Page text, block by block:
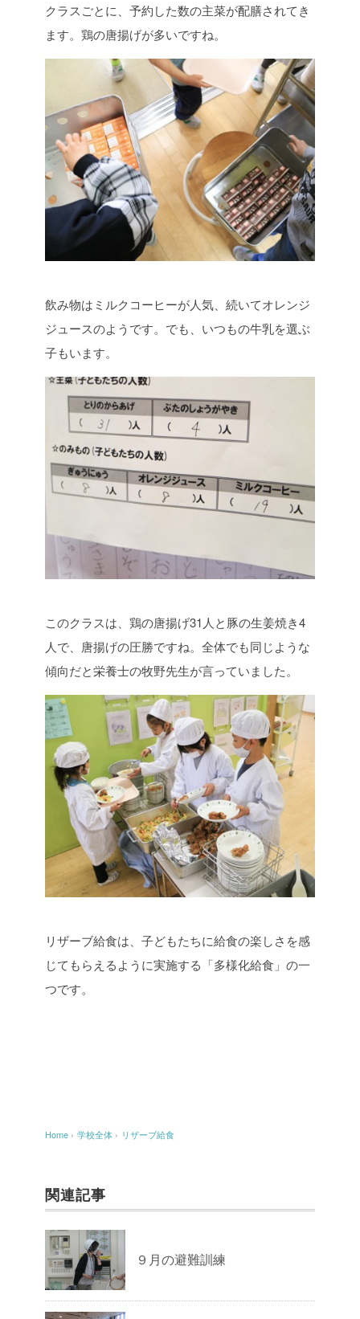
クラスごとに、予約した数の主菜が配膳されてき
ます。鶏の唐揚げが多いですね。
飲み物はミルクコーヒーが人気、続いてオレンジ
ジュースのようです。でも、いつもの牛乳を選ぶ
子もいます。
このクラスは、鶏の唐揚げ31人と豚の生姜焼き4
人で、唐揚げの圧勝ですね。全体でも同じような
傾向だと栄養士の牧野先生が言っていました。
リザーブ給食は、子どもたちに給食の楽しさを感
じてもらえるように実施する「多様化給食」の一
つです。
Home › 学校全体 › リザーブ給食
関連記事
９月の避難訓練